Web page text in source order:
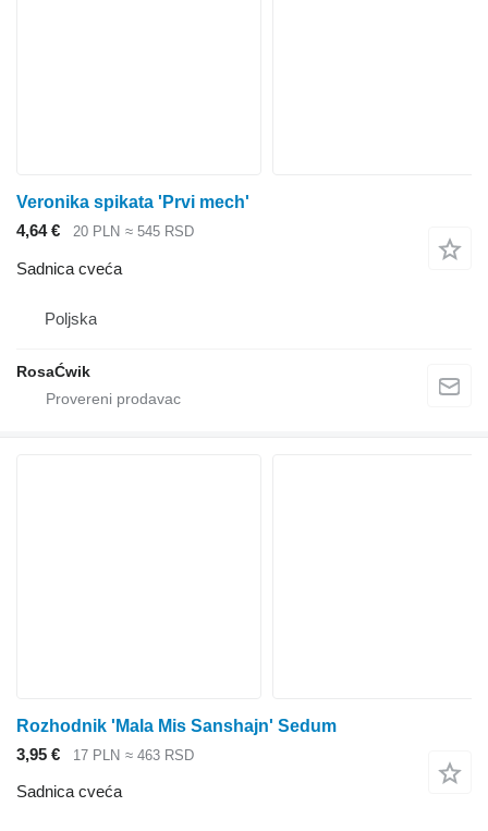
Veronika spikata 'Prvi mech'
4,64 €
20 PLN ≈ 545 RSD
Sadnica cveća
Poljska
RosaĆwik
Rozhodnik 'Mala Mis Sanshaјn' Sedum
3,95 €
17 PLN ≈ 463 RSD
Sadnica cveća